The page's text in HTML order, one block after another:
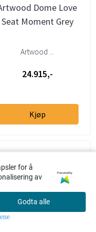
Dome Love
Seat Moment Grey
Artwood ...
24.915,-
Kjøp
for å
av
Powered by
Godta alle